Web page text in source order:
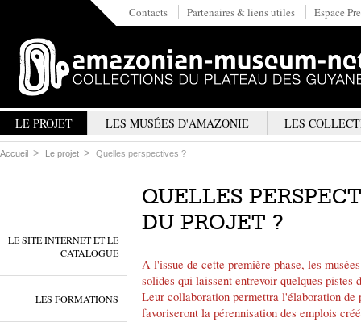
Contacts Partenaires & liens utiles Espace
LE PROJET LES MUSÉES D'AMAZONIE LES
Accueil Le projet Quelles perspectives ?
LE SITE INTERNET ET LE
CATALOGUE
LES FORMATIONS
QUELLES
DU PROJET ?
A l'issue de cette première phase, les
solides qui laissent entrevoir quelques pistes
Leur collaboration permettra l'élaboration de
favoriseront la pérennisation des emplois